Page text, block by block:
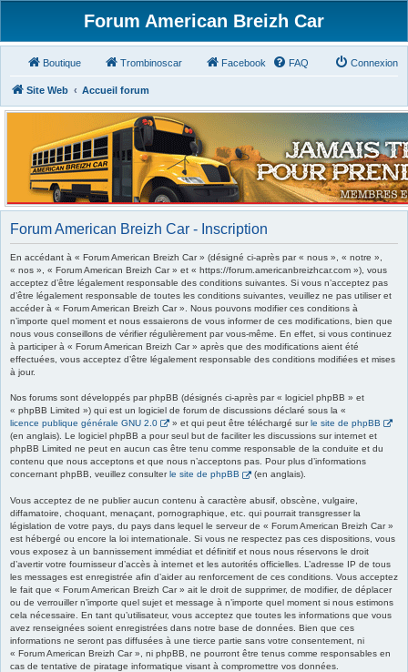
Forum American Breizh Car
Boutique Trombinoscar Facebook FAQ Connexion
Site Web Accueil forum
Forum American Breizh Car - Inscription
En accédant à « Forum American Breizh Car » (désigné ci-après par « nous », « notre »,
« nos », « Forum American Breizh Car » et « https://forum.americanbreizhcar.com »), vous
acceptez d’être légalement responsable des conditions suivantes. Si vous n’acceptez pas
d’être légalement responsable de toutes les conditions suivantes, veuillez ne pas utiliser et
accéder à « Forum American Breizh Car ». Nous pouvons modifier ces conditions à
n’importe quel moment et nous essaierons de vous informer de ces modifications, bien que
nous vous conseillons de vérifier régulièrement par vous-même. En effet, si vous continuez
à participer à « Forum American Breizh Car » après que des modifications aient été
effectuées, vous acceptez d’être légalement responsable des conditions modifiées et mises
à jour.
Nos forums sont développés par phpBB (désignés ci-après par « logiciel phpBB » et
« phpBB Limited ») qui est un logiciel de forum de discussions déclaré sous la «
licence publique générale GNU 2.0
» et qui peut être téléchargé surle site de phpBB
(en anglais). Le logiciel phpBB a pour seul but de faciliter les discussions sur internet et
phpBB Limited ne peut en aucun cas être tenu comme responsable de la conduite et du
contenu que nous acceptons et que nous n’acceptons pas. Pour plus d’informations
concernant phpBB, veuillez consulter le site de phpBB (en anglais).
Vous acceptez de ne publier aucun contenu à caractère abusif, obscène, vulgaire,
diffamatoire, choquant, menaçant, pornographique, etc. qui pourrait transgresser la
législation de votre pays, du pays dans lequel le serveur de « Forum American Breizh Car »
est hébergé ou encore la loi internationale. Si vous ne respectez pas ces dispositions, vous
vous exposez à un bannissement immédiat et définitif et nous nous réservons le droit
d’avertir votre fournisseur d’accès à internet et les autorités officielles. L’adresse IP de tous
les messages est enregistrée afin d’aider au renforcement de ces conditions. Vous acceptez
le fait que « Forum American Breizh Car » ait le droit de supprimer, de modifier, de déplacer
ou de verrouiller n’importe quel sujet et message à n’importe quel moment si nous estimons
cela nécessaire. En tant qu’utilisateur, vous acceptez que toutes les informations que vous
avez renseignées soient enregistrées dans notre base de données. Bien que ces
informations ne seront pas diffusées à une tierce partie sans votre consentement, ni
« Forum American Breizh Car », ni phpBB, ne pourront être tenus comme responsables en
cas de tentative de piratage informatique visant à compromettre vos données.